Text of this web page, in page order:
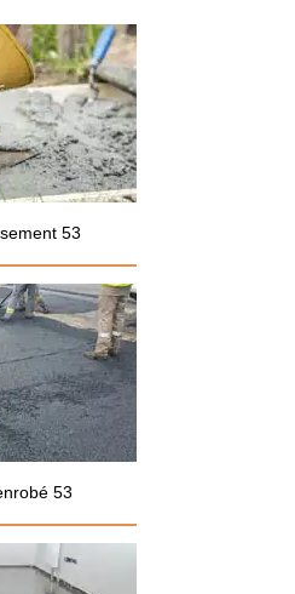
53
53